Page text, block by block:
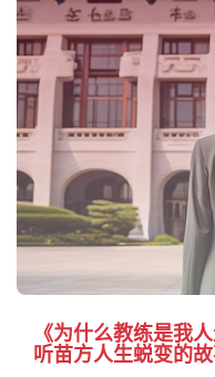
《为什么教练是我
听苗方人生蜕变的